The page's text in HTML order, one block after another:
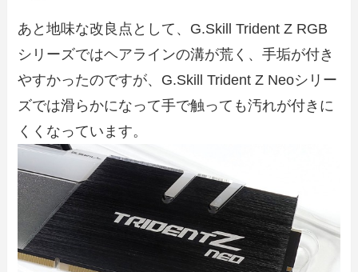
あと地味な改良点として、G.Skill Trident Z RGB
シリーズではヘアラインの溝が荒く、手垢が付き
やすかったのですが、G.Skill Trident Z Neoシリー
ズでは滑らかになって手で触っても汚れが付きに
くくなっています。